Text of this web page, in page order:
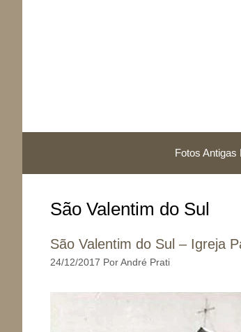
Fotos Antigas
São Valentim do Sul
São Valentim do Sul – Igreja
24/12/2017 Por André Prati